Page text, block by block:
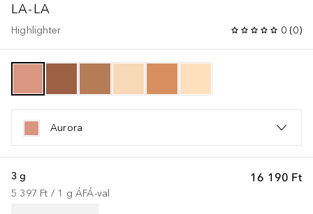
LA-LA
Highlighter 0 (0)
Aurora
16 190 Ft
3 g
5 397 Ft / 1 g ÁFÁ-val